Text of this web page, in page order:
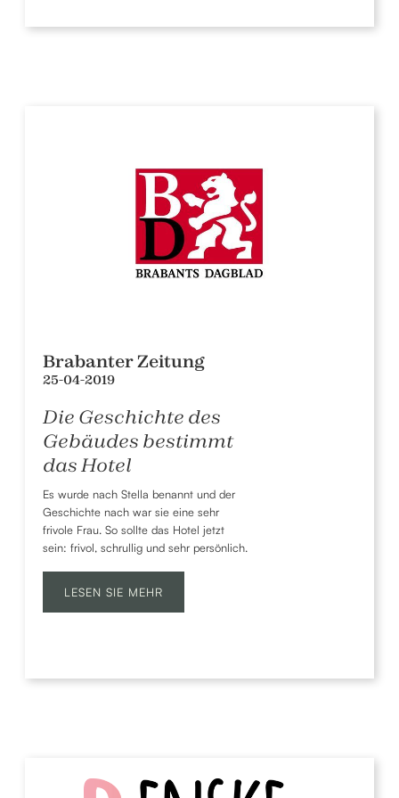
Brabanter Zeitung
25-04-2019
Die Geschichte des
Gebäudes bestimmt
das Hotel
Es wurde nach Stella benannt und der
Geschichte nach war sie eine sehr
frivole Frau. So sollte das Hotel jetzt
sein: frivol, schrullig und sehr persönlich.
LESEN SIE MEHR